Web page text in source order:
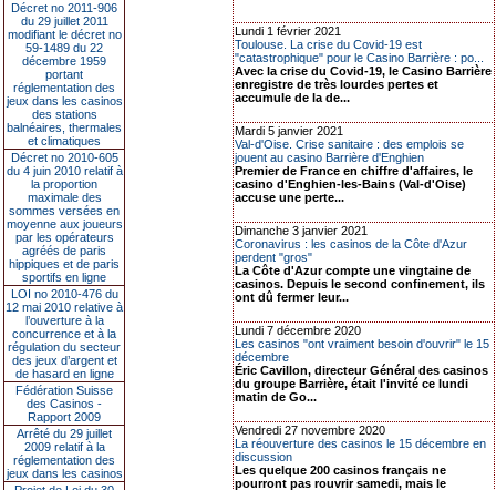
Décret no 2011-906
du 29 juillet 2011
modifiant le décret no
59-1489 du 22
décembre 1959
portant
réglementation des
jeux dans les casinos
des stations
balnéaires, thermales
et climatiques
Décret no 2010-605
du 4 juin 2010 relatif à
la proportion
maximale des
sommes versées en
moyenne aux joueurs
par les opérateurs
agréés de paris
hippiques et de paris
sportifs en ligne
LOI no 2010-476 du
12 mai 2010 relative à
l’ouverture à la
concurrence et à la
régulation du secteur
des jeux d’argent et
de hasard en ligne
Fédération Suisse
des Casinos -
Rapport 2009
Arrêté du 29 juillet
2009 relatif à la
réglementation des
jeux dans les casinos
Lundi 1 février 2021
Toulouse. La crise du Covid-19 est
"catastrophique" pour le Casino Barrière : po...
Avec la crise du Covid-19, le Casino Barrière
enregistre de très lourdes pertes et
accumule de la de...
Mardi 5 janvier 2021
Val-d'Oise. Crise sanitaire : des emplois se
jouent au casino Barrière d'Enghien
Premier de France en chiffre d'affaires, le
casino d'Enghien-les-Bains (Val-d'Oise)
accuse une perte...
Dimanche 3 janvier 2021
Coronavirus : les casinos de la Côte d'Azur
perdent "gros"
La Côte d'Azur compte une vingtaine de
casinos. Depuis le second confinement, ils
ont dû fermer leur...
Lundi 7 décembre 2020
Les casinos "ont vraiment besoin d'ouvrir" le 15
décembre
Éric Cavillon, directeur Général des casinos
du groupe Barrière, était l'invité ce lundi
matin de Go...
Vendredi 27 novembre 2020
La réouverture des casinos le 15 décembre en
discussion
Les quelque 200 casinos français ne
pourront pas rouvrir samedi, mais le